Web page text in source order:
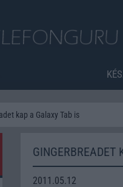
kap a Galaxy Tab is
2011.05.12